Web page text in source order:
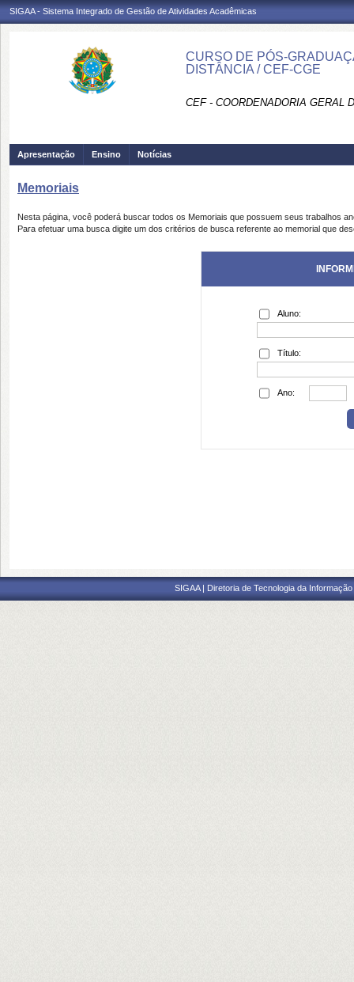
SIGAA - Sistema Integrado de Gestão de Atividades Acadêmicas
CURSO DE PÓS-
DISTÂNCIA / CEF-CGE
CEF - COORDENADORIA GERAL
Apresentação Ensino Notícias
Memoriais
Nesta página, você poderá buscar todos os Memoriais que possuem seus trabalhos
Para efetuar uma busca digite um dos critérios de busca referente ao memorial que
Aluno:
Título:
Ano:
SIGAA | Diretoria de Tecnologia da